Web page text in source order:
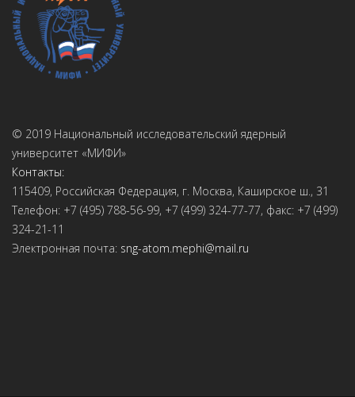
© 2019 Национальный исследовательский ядерный
университет «МИФИ»
Контакты:
115409, Российская Федерация, г. Москва, Каширское ш., 31
Телефон: +7 (495) 788-56-99, +7 (499) 324-77-77, факс: +7 (499)
324-21-11
Электронная почта: sng-atom.mephi@mail.ru